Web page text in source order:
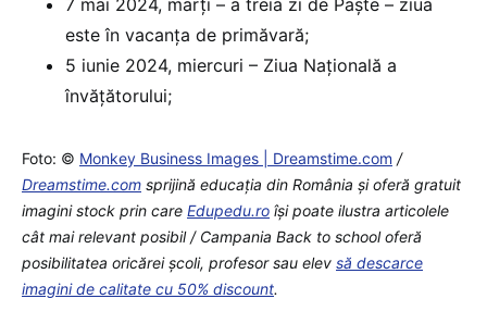
7 mai 2024, marți – a treia zi de Paște – ziua
este în vacanța de primăvară;
5 iunie 2024, miercuri – Ziua Națională a
învățătorului;
Foto: © Monkey Business Images | Dreamstime.com /
Dreamstime.com sprijină educaţia din România şi oferă gratuit
imagini stock prin care Edupedu.ro îşi poate ilustra articolele
cât mai relevant posibil / Campania Back to school oferă
posibilitatea oricărei școli, profesor sau elev să descarce
imagini de calitate cu 50% discount.